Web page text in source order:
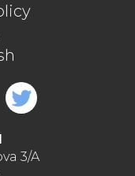
3/A